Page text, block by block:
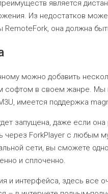
является
Из недостатков
RemoteFork, она должна
можно добавить
софтом в своем жанре. Мы
имеется поддержка
запущена, даже если
через ForkPlayer с любым
сети, вы сможете
и сплоченно.
и интерфейса, здесь все